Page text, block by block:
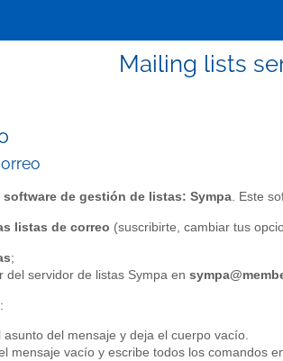
Mailing lists
software de gestión de listas: Sympa . Este
listas de correo (suscribirte, cambiar tus
;
del servidor de listas Sympa en
asunto del mensaje y deja el cuerpo vacío.
mensaje vacío y escribe todos los comandos